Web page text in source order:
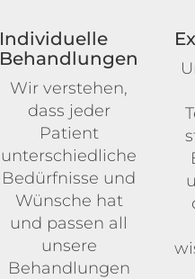
Individuelle
Behandlungen
Wir verstehen,
dass jeder
Patient
unterschiedliche
Bedürfnisse und
Wünsche hat
und passen all
unsere
Behandlungen